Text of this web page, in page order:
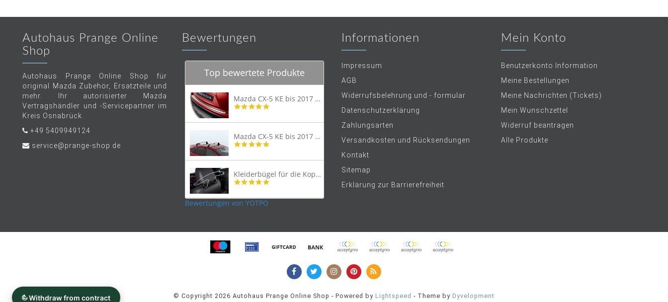
Autohaus Prange Online
Shop
Autohaus Prange Online Shop für
original Mazda Zubehör, Ersatzteile und
mehr. Ihr autorisierter Mazda
Vertragshändler und -Servicepartner im
Kreis Osnabrück.
+49 5409949124
service@prange-shop.de
Bewertungen
Top bewertete Produkte
Mazda CX-5 KE bis 2017 Trittschutzleiste Edelstahl original
4.8
rating
Mazda CX-5 KE bis 2017 Lastenträger Dachträger
4.9
rating
Kleiderbügel für die Kopfstütze
4.9
rating
Bewertungen von YOTPO
Informationen
Impressum
AGB
Widerrufsbelehrung und - formular
Datenschutzerklärung
Zahlungsarten
Versandkosten und Rücksendungen
Kontakt
Sitemap
Erklärung zur Barrierefreiheit
Mein Konto
Benutzerkonto Information
Meine Bestellungen
Meine Nachrichten (Tickets)
Mein Wunschzettel
Widerruf beantragen
Alle Produkte
© Copyright 2026 Autohaus Prange Online Shop - Powered by Lightspeed - Theme by Dyvelopment